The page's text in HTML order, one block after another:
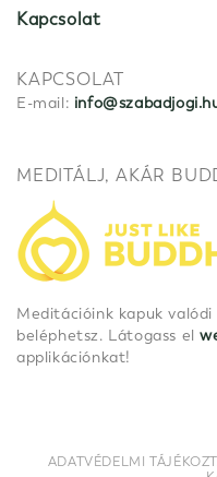
Kapcsolat
KAPCSOLAT
E-mail:
MEDITÁLJ, AKÁR
Meditációink kapuk
beléphetsz. Látogass el
applikációnkat!
ADATVÉDELMI